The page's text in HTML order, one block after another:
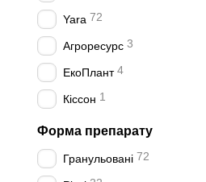
Yara 72
Агроресурс 3
ЕкоПлант 4
Кіссон 1
Форма препарату
Гранульовані 72